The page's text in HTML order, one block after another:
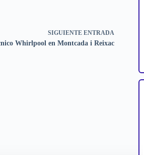
SIGUIENTE ENTRADA
Whirlpool en Montcada i Reixac